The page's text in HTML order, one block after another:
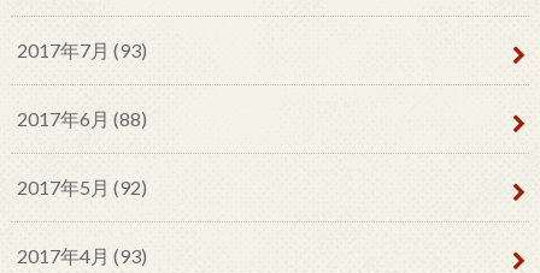
2017年7月 (93)
2017年6月 (88)
2017年5月 (92)
2017年4月 (93)